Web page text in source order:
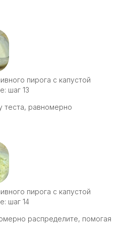
пирога с капустой
шаг 13
теста, равномерно
пирога с капустой
шаг 14
распределите, помогая